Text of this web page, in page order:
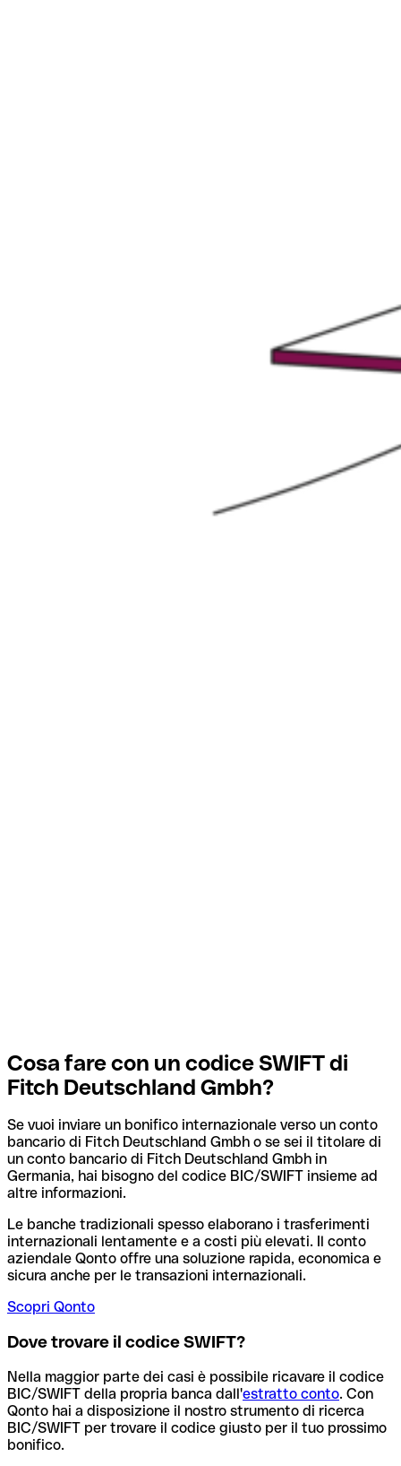
Cosa fare con un codice SWIFT di
Fitch Deutschland Gmbh?
Se vuoi inviare un bonifico internazionale verso un conto
bancario di Fitch Deutschland Gmbh o se sei il titolare di
un conto bancario di Fitch Deutschland Gmbh in
Germania, hai bisogno del codice BIC/SWIFT insieme ad
altre informazioni.
Le banche tradizionali spesso elaborano i trasferimenti
internazionali lentamente e a costi più elevati. Il conto
aziendale Qonto offre una soluzione rapida, economica e
sicura anche per le transazioni internazionali.
Scopri Qonto
Dove trovare il codice SWIFT?
Nella maggior parte dei casi è possibile ricavare il codice
BIC/SWIFT della propria banca dall'estratto conto. Con
Qonto hai a disposizione il nostro strumento di ricerca
BIC/SWIFT per trovare il codice giusto per il tuo prossimo
bonifico.